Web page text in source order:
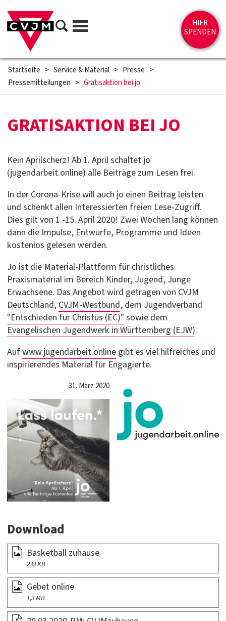
Direkt zum Inhalt springen
Suche
HIER
SPENDEN
Startseite > Service & Material > Presse >
Pressemitteilungen > Gratisaktion bei jo
GRATISAKTION BEI JO
Kein Aprilscherz! Ab 1. April schaltet jo
(jugendarbeit.online) alle Beiträge zum Lesen frei.
In der Corona-Krise will auch jo einen Beitrag leisten
und schenkt allen Interessierten freien Lese-Zugriff.
Dies gilt von 1.-15. April 2020! Zwei Wochen lang können
dann die Impulse, Entwürfe, Programme und Ideen
kostenlos gelesen werden.
Jo ist die Material-Plattform für christliches
Praxismaterial im Bereich Kinder, Jugend, Junge
Erwachsene. Das Angebot wird getragen von CVJM
Deutschland, CVJM-Westbund, dem Jugendverband
"Entschieden für Christus (EC)" sowie dem
Evangelischen Jugendwerk in Württemberg (EJW).
Aufwww.jugendarbeit.online gibt es viel hilfreiches und
inspirierendes Material für Engagierte.
31. März 2020
Download
Basketball zuhause
233 KB
Gebet online
1,3 MB